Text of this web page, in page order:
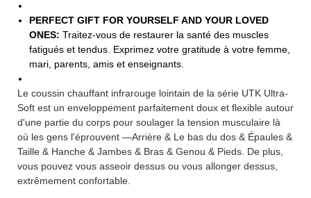
PERFECT GIFT FOR YOURSELF AND YOUR LOVED
ONES: Traitez-vous de restaurer la santé des muscles
fatigués et tendus. Exprimez votre gratitude à votre femme,
mari, parents, amis et enseignants.
Le coussin chauffant infrarouge lointain de la série UTK Ultra-
Soft est un enveloppement parfaitement doux et flexible autour
d'une partie du corps pour soulager la tension musculaire là
où les gens l'éprouvent —Arrière & Le bas du dos & Épaules &
Taille & Hanche & Jambes & Bras & Genou & Pieds. De plus,
vous pouvez vous asseoir dessus ou vous allonger dessus,
extrêmement confortable.